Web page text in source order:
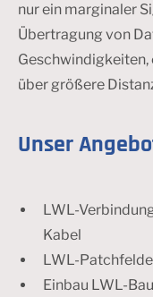
nur ein marginaler
Übertragung von
Geschwindigkeiten,
über größere
Unser
LWL-
Kabel
LWL-
Einbau LWL-